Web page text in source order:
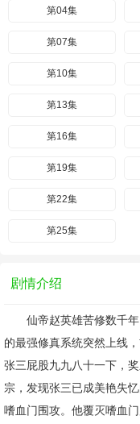
第04集
第07集
第10集
第13集
第16集
第19集
第22集
第25集
剧情介绍
仙帝赵英雄苦修数千年
的最强修真系统突然上线
张三屁股九九八十一下，
宗，发现张三已成美艳失
嗜血门围攻。他覆灭嗜血